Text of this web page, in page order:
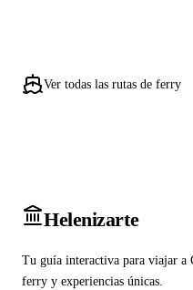
Ver todas las rutas de ferry
Helenizarte
Tu guía interactiva para viajar a
ferry y experiencias únicas.